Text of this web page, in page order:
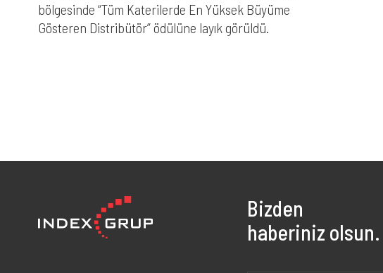
bölgesinde “Tüm Katerilerde En Yüksek Büyüme
Gösteren Distribütör” ödülüne layık görüldü.
Bizden
haberiniz olsun.